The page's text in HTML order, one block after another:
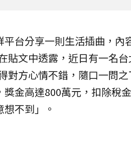
台分享一則生活插曲，內
貼文中透露，近日有一名
對方心情不錯，隨口一問
獎金高達800萬元，扣除稅
不到」。